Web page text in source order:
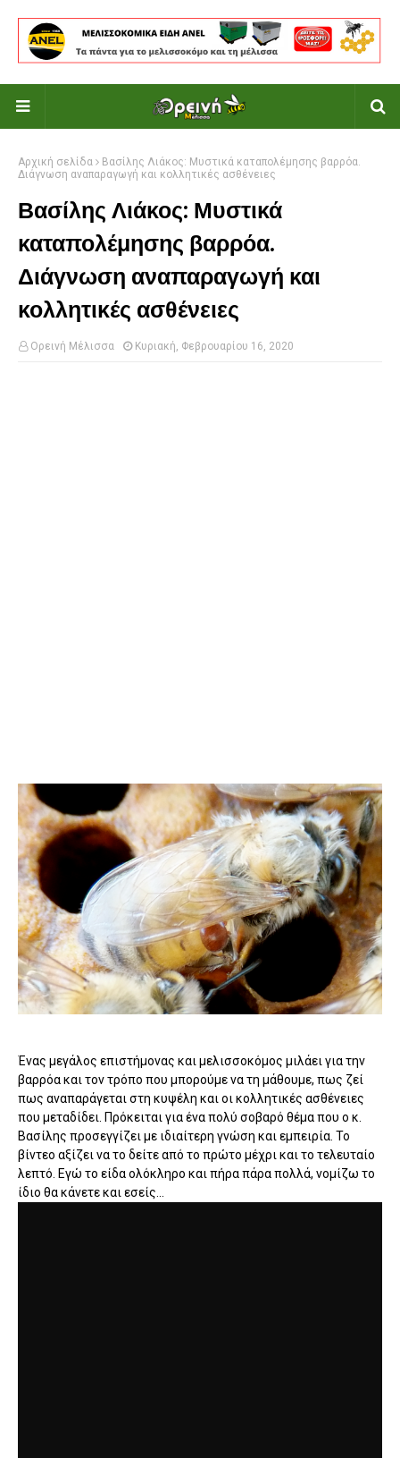
Αρχική σελίδα
Βασίλης Λιάκος: Μυστικά καταπολέμησης βαρρόα.
Διάγνωση αναπαραγωγή και κολλητικές ασθένειες
Βασίλης Λιάκος: Μυστικά
καταπολέμησης βαρρόα.
Διάγνωση αναπαραγωγή και
κολλητικές ασθένειες
Ορεινή Μέλισσα Κυριακή, Φεβρουαρίου 16, 2020
Ένας μεγάλος επιστήμονας και μελισσοκόμος μιλάει για την
βαρρόα και τον τρόπο που μπορούμε να τη μάθουμε, πως ζεί
πως αναπαράγεται στη κυψέλη και οι κολλητικές ασθένειες
που μεταδίδει. Πρόκειται για ένα πολύ σοβαρό θέμα που ο κ.
Βασίλης προσεγγίζει με ιδιαίτερη γνώση και εμπειρία. Το
βίντεο αξίζει να το δείτε από το πρώτο μέχρι και το τελευταίο
λεπτό. Εγώ το είδα ολόκληρο και πήρα πάρα πολλά, νομίζω το
ίδιο θα κάνετε και εσείς...